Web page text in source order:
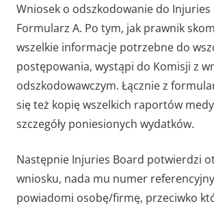
Wniosek o odszkodowanie do
Formularz A. Po tym, jak prawnik
wszelkie informacje potrzebne do
postępowania, wystąpi do Komisji z
odszkodowawczym. Łącznie z
się też kopię wszelkich raportów
szczegóły poniesionych wydatków.
Następnie Injuries Board potwierdzi
wniosku, nada mu numer
powiadomi osobę/firmę, przeciwko